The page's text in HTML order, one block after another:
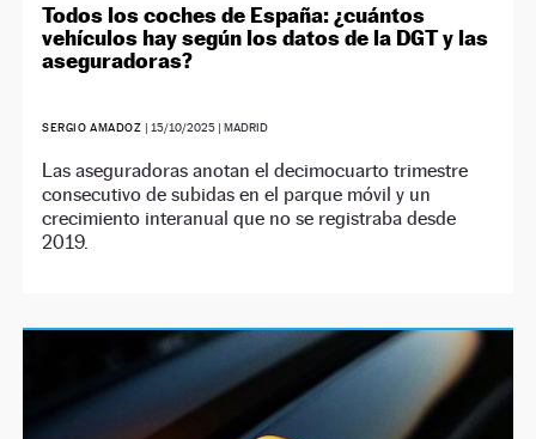
Todos los coches de España: ¿cuántos
vehículos hay según los datos de la DGT y las
aseguradoras?
SERGIO AMADOZ | 15/10/2025| MADRID
Las aseguradoras anotan el decimocuarto trimestre
consecutivo de subidas en el parque móvil y un
crecimiento interanual que no se registraba desde
2019.